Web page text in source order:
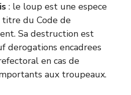
: le loup est une espece
du Code de
Sa destruction est
derogations encadrees
en cas de
aux troupeaux.